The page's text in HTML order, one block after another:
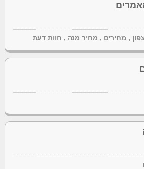
צפון , מחירים , מחיר מנה , חוות דעת